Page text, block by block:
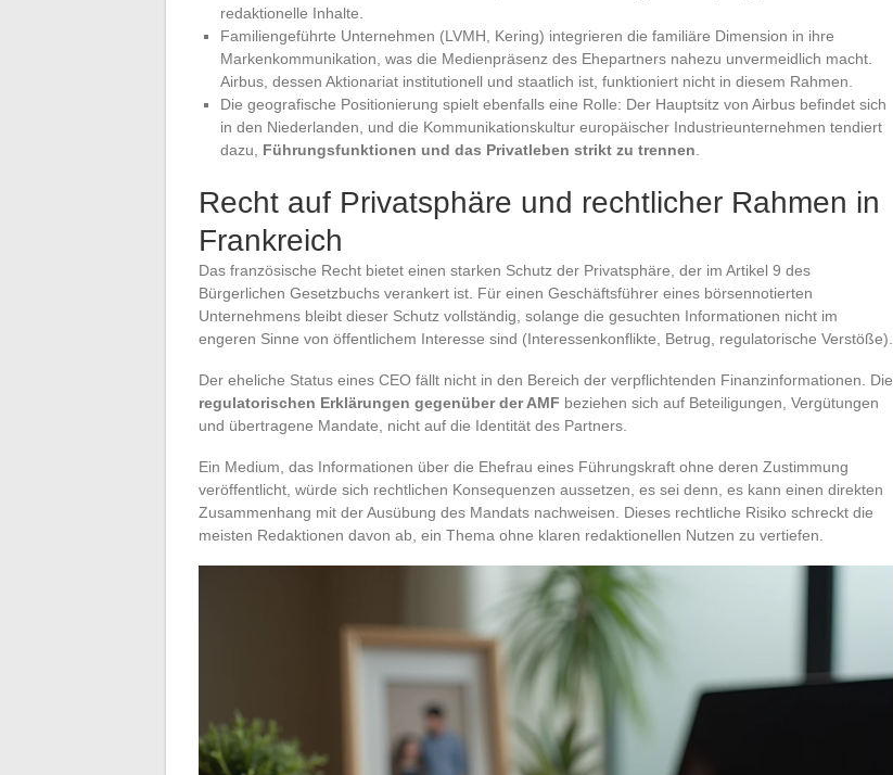
redaktionelle Inhalte.
Familiengeführte Unternehmen (LVMH, Kering) integrieren die familiäre Dimension in ihre
Markenkommunikation, was die Medienpräsenz des Ehepartners nahezu unvermeidlich macht.
Airbus, dessen Aktionariat institutionell und staatlich ist, funktioniert nicht in diesem Rahmen.
Die geografische Positionierung spielt ebenfalls eine Rolle: Der Hauptsitz von Airbus befindet sich
in den Niederlanden, und die Kommunikationskultur europäischer Industrieunternehmen tendiert
dazu, Führungsfunktionen und das Privatleben strikt zu trennen
Recht auf Privatsphäre und rechtlicher Rahmen in
Frankreich
Das französische Recht bietet einen starken Schutz der Privatsphäre, der im Artikel 9 des
Bürgerlichen Gesetzbuchs verankert ist. Für einen Geschäftsführer eines börsennotierten
Unternehmens bleibt dieser Schutz vollständig, solange die gesuchten Informationen nicht im
engeren Sinne von öffentlichem Interesse sind (Interessenkonflikte, Betrug, regulatorische Verstöße).
Der eheliche Status eines CEO fällt nicht in den Bereich der verpflichtenden Finanzinformationen. Die
regulatorischen Erklärungen gegenüber der AMF beziehen sich auf Beteiligungen, Vergütungen
und übertragene Mandate, nicht auf die Identität des Partners.
Ein Medium, das Informationen über die Ehefrau eines Führungskraft ohne deren Zustimmung
veröffentlicht, würde sich rechtlichen Konsequenzen aussetzen, es sei denn, es kann einen direkten
Zusammenhang mit der Ausübung des Mandats nachweisen. Dieses rechtliche Risiko schreckt die
meisten Redaktionen davon ab, ein Thema ohne klaren redaktionellen Nutzen zu vertiefen.